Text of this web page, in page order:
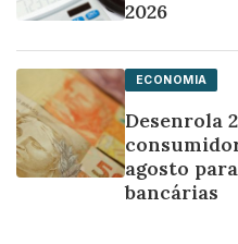
2026
ECONOMIA
Desenrola
agosto
bancárias